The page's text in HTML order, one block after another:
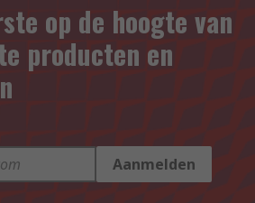
op de hoogte van
producten en
Aanmelden